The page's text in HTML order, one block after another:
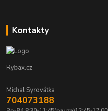
Kontakty
Rybax.cz
Michal Syrovátka
704073188